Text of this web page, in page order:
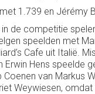
1.739 en Jérémy
in de competitie
speelden met
Cafe uit Italië.
Erwin Hens speelde
Coenen van Markus
Weywiesen,